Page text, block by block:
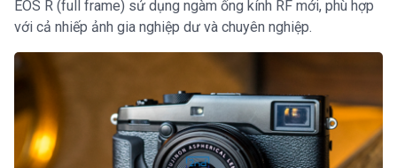
EOS R (full frame) sử dụng ngàm ống kính RF mới, phù hợp
với cả nhiếp ảnh gia nghiệp dư và chuyên nghiệp.